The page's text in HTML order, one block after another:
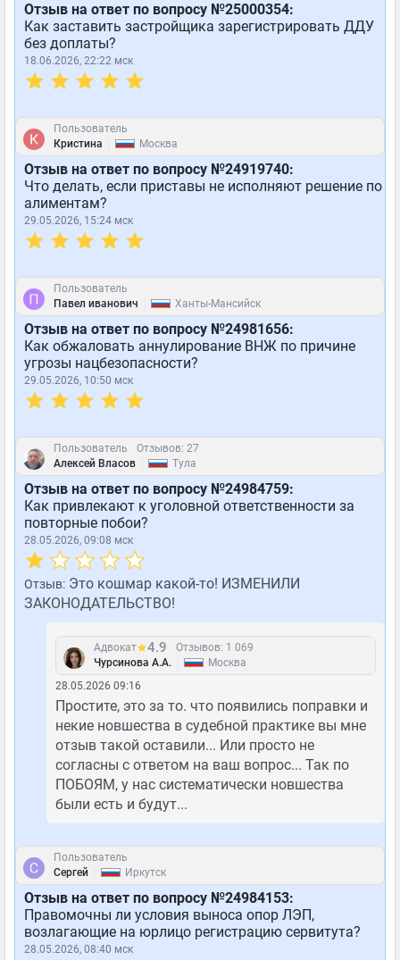
Отзыв на ответ по вопросу №25000354:
Как заставить застройщика зарегистрировать ДДУ
без доплаты?
18.06.2026, 22:22 мск
Пользователь
Кристина
Москва
Отзыв на ответ по вопросу №24919740:
Что делать, если приставы не исполняют решение по
алиментам?
29.05.2026, 15:24 мск
Пользователь
Павел иванович
Ханты-Мансийск
Отзыв на ответ по вопросу №24981656:
Как обжаловать аннулирование ВНЖ по причине
угрозы нацбезопасности?
29.05.2026, 10:50 мск
Пользователь
Отзывов: 27
Алексей Власов
Тула
Отзыв на ответ по вопросу №24984759:
Как привлекают к уголовной ответственности за
повторные побои?
28.05.2026, 09:08 мск
Отзыв: Это кошмар какой-то! ИЗМЕНИЛИ
ЗАКОНОДАТЕЛЬСТВО!
Адвокат 4.9
Отзывов: 1 069
Чурсинова А.А.
Москва
28.05.2026 09:16
Простите, это за то. что появились поправки и
некие новшества в судебной практике вы мне
отзыв такой оставили... Или просто не
согласны с ответом на ваш вопрос... Так по
ПОБОЯМ, у нас систематически новшества
были есть и будут...
Пользователь
Сергей
Иркутск
Отзыв на ответ по вопросу №24984153:
Правомочны ли условия выноса опор ЛЭП,
возлагающие на юрлицо регистрацию сервитута?
28.05.2026, 08:40 мск